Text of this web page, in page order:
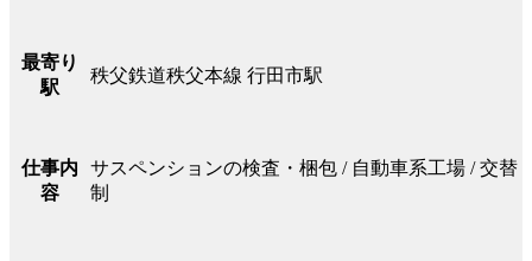
最寄り
駅
秩父鉄道秩父本線 行田市駅
仕事内
容
サスペンションの検査・梱包 / 自動車系工場 / 交替
制